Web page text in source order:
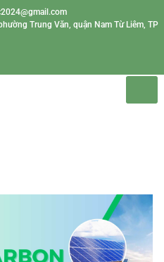
Trung Văn, quận Nam Từ Liêm, TP